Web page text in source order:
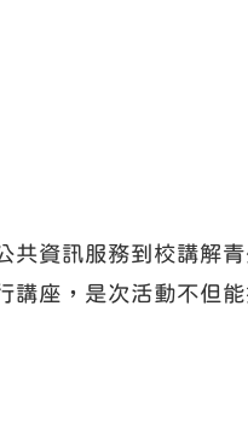
資訊服務到校講解青
座，是次活動不但